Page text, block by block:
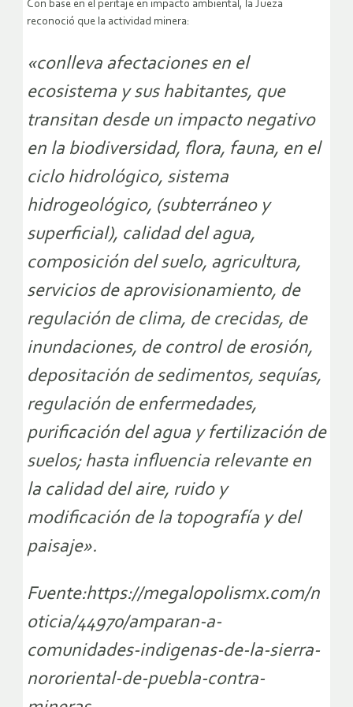
Con base en el peritaje en impacto ambiental, la Jueza
reconoció que la actividad minera:
«conlleva afectaciones en el
ecosistema y sus habitantes, que
transitan desde un impacto negativo
en la biodiversidad, flora, fauna, en el
ciclo hidrológico, sistema
hidrogeológico, (subterráneo y
superficial), calidad del agua,
composición del suelo, agricultura,
servicios de aprovisionamiento, de
regulación de clima, de crecidas, de
inundaciones, de control de erosión,
depositación de sedimentos, sequías,
regulación de enfermedades,
purificación del agua y fertilización de
suelos; hasta influencia relevante en
la calidad del aire, ruido y
modificación de la topografía y del
paisaje».
Fuente:https://megalopolismx.com/n
oticia/44970/amparan-a-
comunidades-indigenas-de-la-sierra-
nororiental-de-puebla-contra-